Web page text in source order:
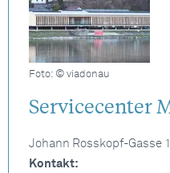
Foto: © viadonau
Servicecenter
Johann Rosskopf-Gasse
Kontakt: